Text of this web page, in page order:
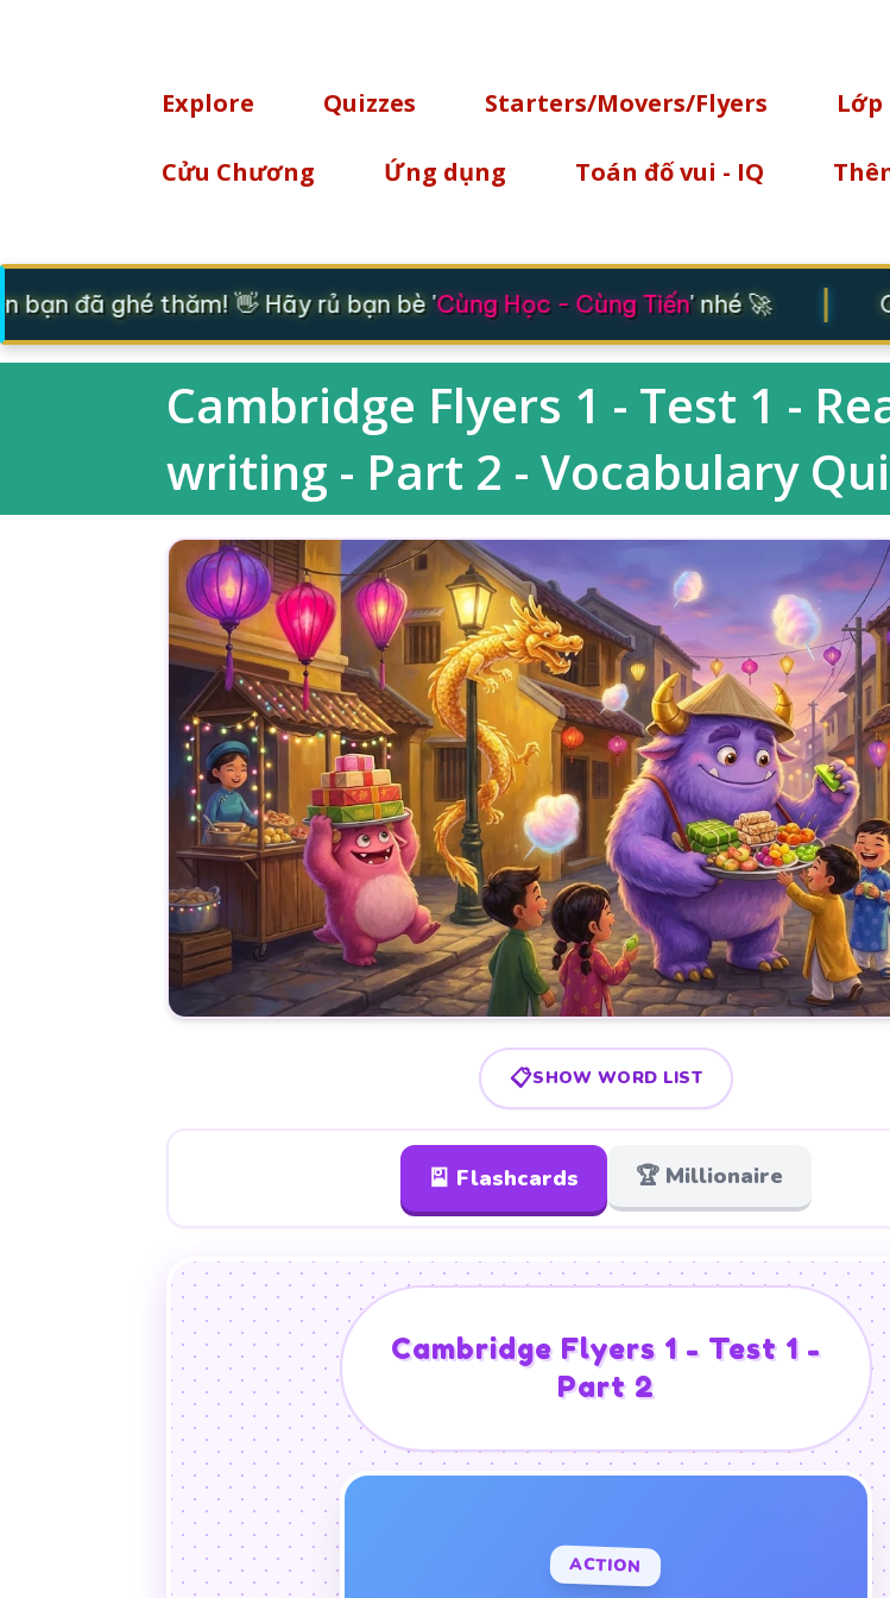
Explore
Quizzes Starters/Movers/Flyers Lớp
Cửu Chương Ứng dụng Toán đố vui - IQ
bạn đã ghé thăm! 👋 Hãy rủ bạn bè 'Cùng Học - Cùng Tiến' nhé 🚀
Cambridge Flyers 1 - Test 1 -
writing - Part 2 - Vocabulary
📋SHOW WORD LIST
🎴 Flashcards 🏆 Millionaire
Cambridge Flyers 1 - Test 1 -
Part 2
ACTION
Using your hands to move